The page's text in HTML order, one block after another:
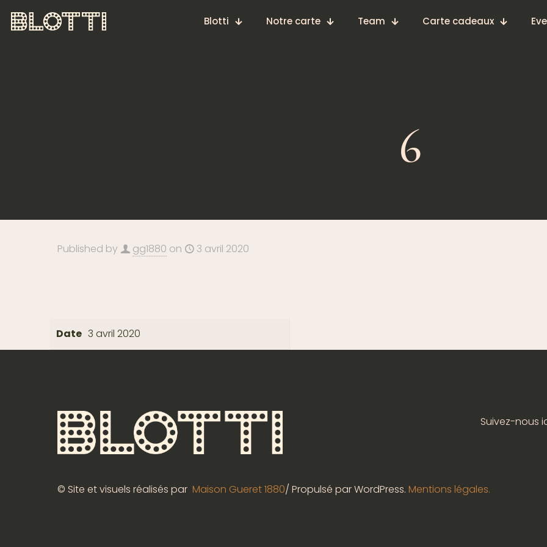
Blotti Notre carte Team Carte cadeaux
6
Published by gg1880 on 3 avril 2020
Date 3 avril 2020
Suivez-nous
© Site et visuels réalisés par Maison Gueret 1880/ Propulsé par WordPress. Mentions légales.